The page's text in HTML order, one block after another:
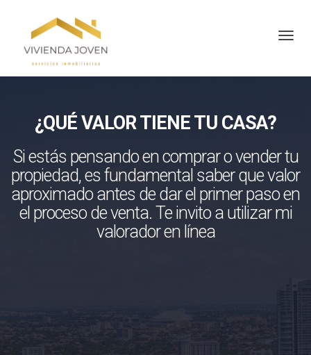
¿QUÉ VALOR TIENE TU CASA?
Si estás pensando en comprar o vender tu
propiedad, es fundamental saber que valor
aproximado antes de dar el primer paso en
el proceso de venta. Te invito a utilizar mi
valorador en línea